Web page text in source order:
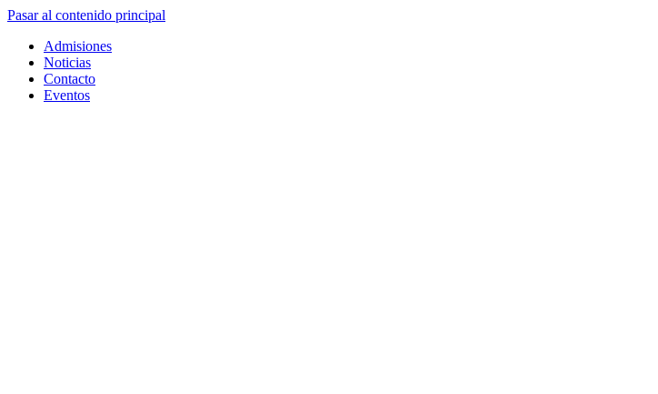
Pasar al contenido principal
Admisiones
Noticias
Contacto
Eventos